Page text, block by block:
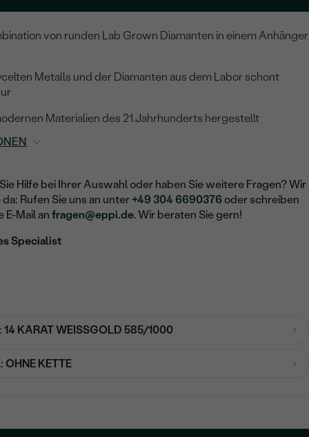
von runden Lab Grown Diamanten in einem Anhänger
Metalls und der Diamanten aus dem Labor schont
Materialien des 21.Jahrhunderts hergestellt
Hilfe bei Ihrer Auswahl oder haben Sie weitere Fragen? Wir
Rufen Sie uns an unter +49 304 6690376 oder schreiben
E-Mail anfragen@eppi.de. Wir beraten Sie gern!
Specialist
14 KARAT WEISSGOLD 585/1000
OHNE KETTE